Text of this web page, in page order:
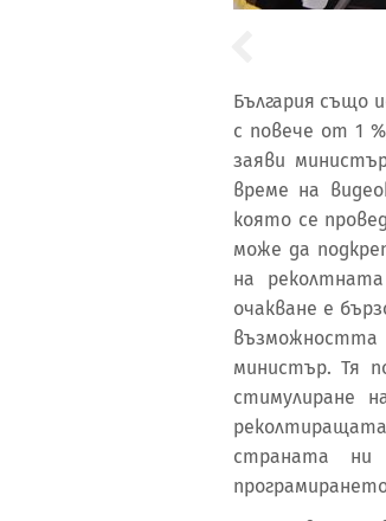
България също
с повече от 1
заяви
време на
която се
може да
на
очакване е
възможността
министър. Тя
стимулиране
страната ни
програмирането